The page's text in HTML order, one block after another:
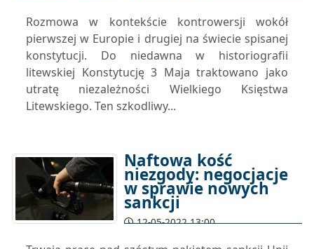
Rozmowa w kontekście kontrowersji wokół
pierwszej w Europie i drugiej na świecie spisanej
konstytucji. Do niedawna w historiografii
litewskiej Konstytucję 3 Maja traktowano jako
utratę niezależności Wielkiego Księstwa
Litewskiego. Ten szkodliwy...
Naftowa kość
niezgody: negocjacje
w sprawie nowych
sankcji
12-05-2022 13:00